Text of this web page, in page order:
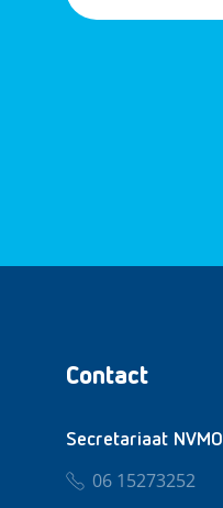
Contact
Secretariaat NVMO
06 15273252